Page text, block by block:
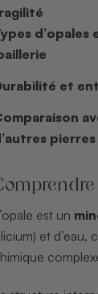
d’opales
et
pierres
est un
et